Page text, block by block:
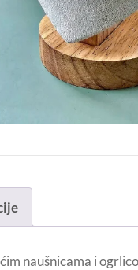
naušnicama i